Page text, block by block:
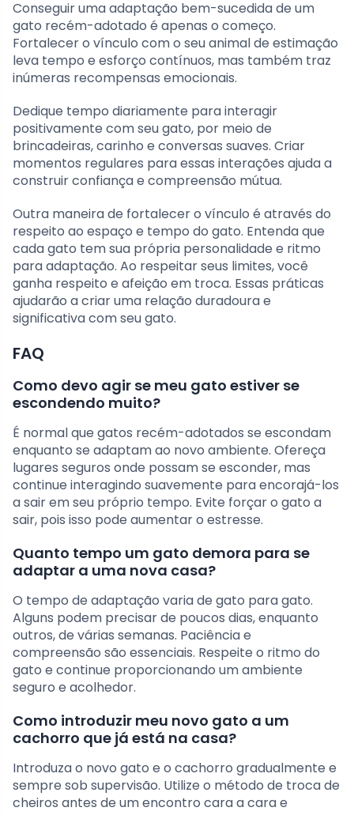
Conseguir uma adaptação bem-sucedida de um
gato recém-adotado é apenas o começo.
Fortalecer o vínculo com o seu animal de estimação
leva tempo e esforço contínuos, mas também traz
inúmeras recompensas emocionais.
Dedique tempo diariamente para interagir
positivamente com seu gato, por meio de
brincadeiras, carinho e conversas suaves. Criar
momentos regulares para essas interações ajuda a
construir confiança e compreensão mútua.
Outra maneira de fortalecer o vínculo é através do
respeito ao espaço e tempo do gato. Entenda que
cada gato tem sua própria personalidade e ritmo
para adaptação. Ao respeitar seus limites, você
ganha respeito e afeição em troca. Essas práticas
ajudarão a criar uma relação duradoura e
significativa com seu gato.
FAQ
Como devo agir se meu gato estiver se
escondendo muito?
É normal que gatos recém-adotados se escondam
enquanto se adaptam ao novo ambiente. Ofereça
lugares seguros onde possam se esconder, mas
continue interagindo suavemente para encorajá-los
a sair em seu próprio tempo. Evite forçar o gato a
sair, pois isso pode aumentar o estresse.
Quanto tempo um gato demora para se
adaptar a uma nova casa?
O tempo de adaptação varia de gato para gato.
Alguns podem precisar de poucos dias, enquanto
outros, de várias semanas. Paciência e
compreensão são essenciais. Respeite o ritmo do
gato e continue proporcionando um ambiente
seguro e acolhedor.
Como introduzir meu novo gato a um
cachorro que já está na casa?
Introduza o novo gato e o cachorro gradualmente e
sempre sob supervisão. Utilize o método de troca de
cheiros antes de um encontro cara a cara e